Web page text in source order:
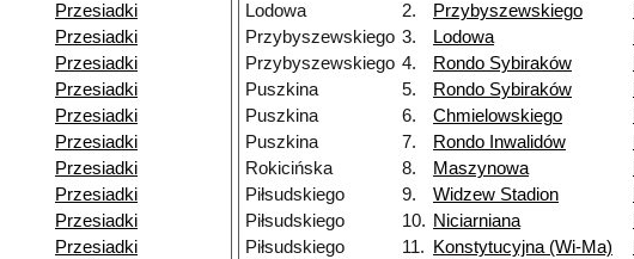
Przesiadki
Przesiadki
Przesiadki
Przesiadki
Przesiadki
Przesiadki
Przesiadki
Przesiadki
Przesiadki
Przesiadki
Lodowa
2. Przybyszewskiego
Przybyszewskiego 3. Lodowa
Przybyszewskiego 4. Rondo Sybiraków
Puszkina
5. Rondo Sybiraków
Puszkina
6. Chmielowskiego
Puszkina
7. Rondo Inwalidów
Rokicińska
8. Maszynowa
Piłsudskiego
9. Widzew Stadion
Piłsudskiego
10. Niciarniana
Piłsudskiego
11. Konstytucyjna (Wi-Ma)